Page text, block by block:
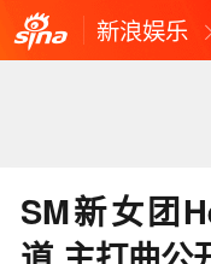
新浪娱乐
SM新女团